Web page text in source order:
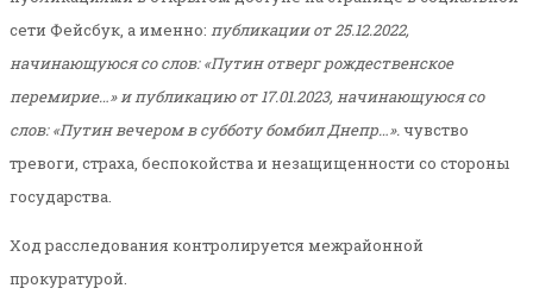
сети Фейсбук, а именно: публикации от 25.12.2022,
начинающуюся со слов: «Путин отверг рождественское
перемирие…» и публикацию от 17.01.2023, начинающуюся со
слов: «Путин вечером в субботу бомбил Днепр…».чувство
тревоги, страха, беспокойства и незащищенности со стороны
государства.
Ход расследования контролируется межрайонной
прокуратурой.